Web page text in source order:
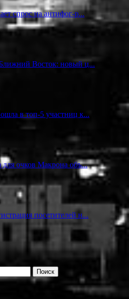
спрос на антифог-р...
Восток: новый ц...
в топ-5 участниц к...
для очков Макрона объ...
посетителей н...